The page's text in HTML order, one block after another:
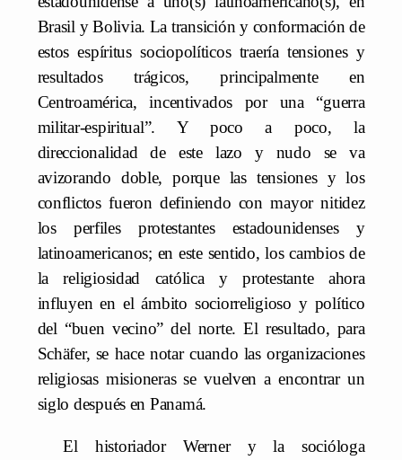
Brasil y Bolivia. La transición y conformación de
estos espíritus sociopolíticos traería tensiones y
resultados trágicos, principalmente en
Centroamérica, incentivados por una “guerra
militar-espiritual”. Y poco a poco, la
direccionalidad de este lazo y nudo se va
avizorando doble, porque las tensiones y los
conflictos fueron definiendo con mayor nitidez
los perfiles protestantes estadounidenses y
latinoamericanos; en este sentido, los cambios de
la religiosidad católica y protestante ahora
influyen en el ámbito sociorreligioso y político
del “buen vecino” del norte. El resultado, para
Schäfer, se hace notar cuando las organizaciones
religiosas misioneras se vuelven a encontrar un
siglo después en Panamá.
El historiador Werner y la socióloga